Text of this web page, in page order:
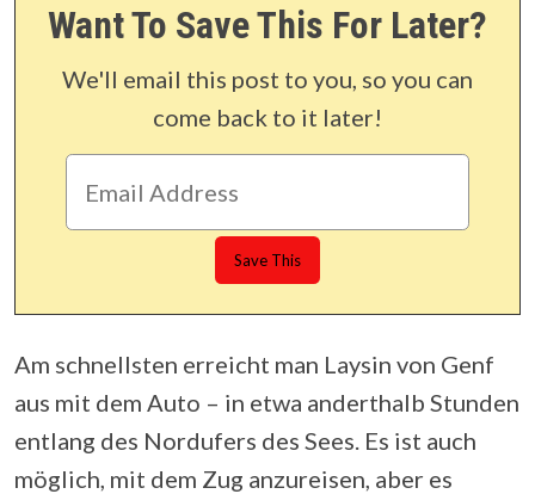
Want To Save This For Later?
We'll email this post to you, so you can
come back to it later!
Am schnellsten erreicht man Laysin von Genf
aus mit dem Auto – in etwa anderthalb Stunden
entlang des Nordufers des Sees. Es ist auch
möglich, mit dem Zug anzureisen, aber es